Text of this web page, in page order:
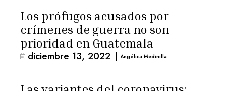
Los prófugos acusados por
crímenes de guerra no son
prioridad en Guatemala
diciembre 13, 2022 | Angélica Medinilla